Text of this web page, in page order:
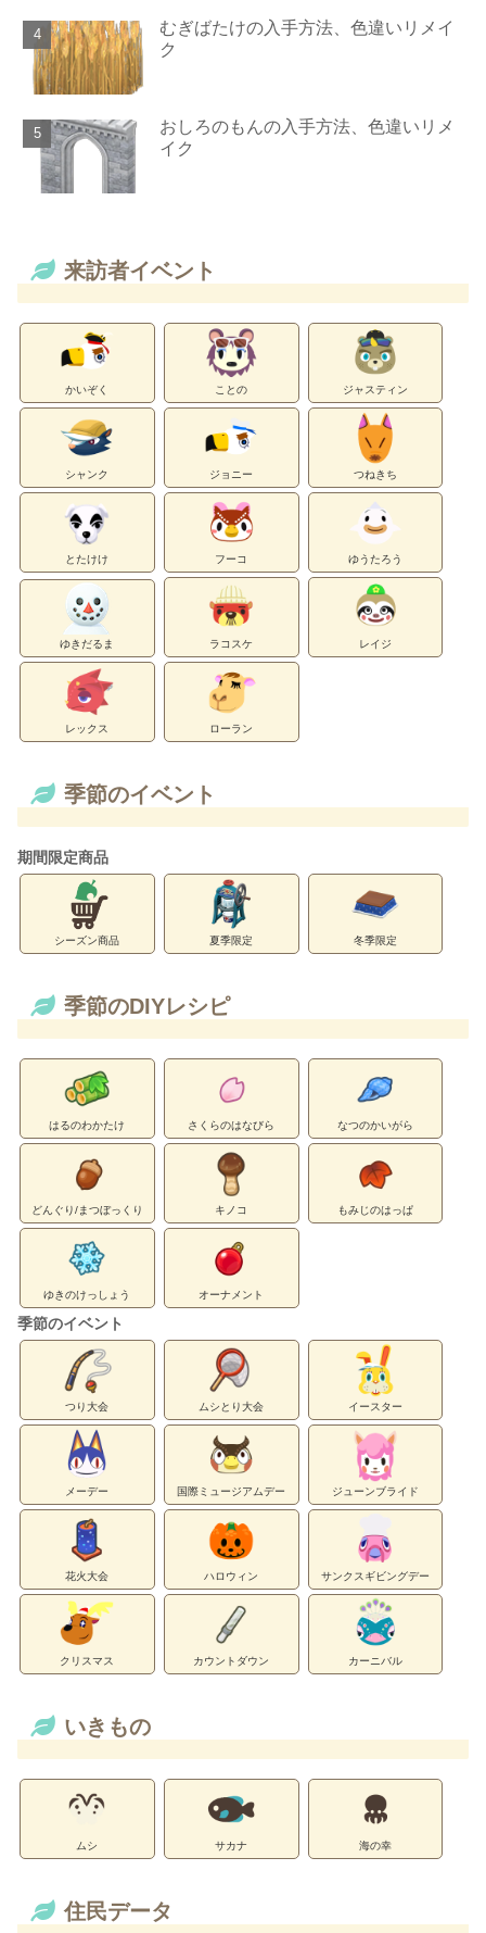
むぎばたけの入手方法、色違いリメイ
ク
おしろのもんの入手方法、色違いリメ
イク
来訪者イベント
かいぞく ことの ジャスティン
シャンク ジョニー つねきち
とたけけ フーコ ゆうたろう
ゆきだるま ラコスケ レイジ
レックス ローラン
季節のイベント
期間限定商品
シーズン商品 夏季限定 冬季限定
季節のDIYレシピ
はるのわかたけ さくらのはなびら なつのかいがら
どんぐり/まつぼっくり キノコ もみじのはっぱ
ゆきのけっしょう オーナメント
季節のイベント
つり大会 ムシとり大会 イースター
メーデー 国際ミュージアムデー ジューンブライド
花火大会 ハロウィン サンクスギビングデー
クリスマス カウントダウン カーニバル
いきもの
ムシ サカナ 海の幸
住民データ